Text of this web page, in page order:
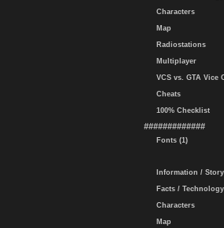
Characters
Map
Radiostations
Multiplayer
VCS vs. GTA Vice
Cheats
100% Checklist
#############
Fonts (1)
Information / Story
Facts / Technology
Characters
Map